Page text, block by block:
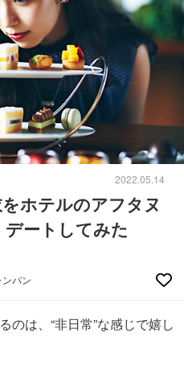
2022.05.14
をホテルのアフタヌ
ートしてみた
パン
のは、“非日常”な感じで嬉し